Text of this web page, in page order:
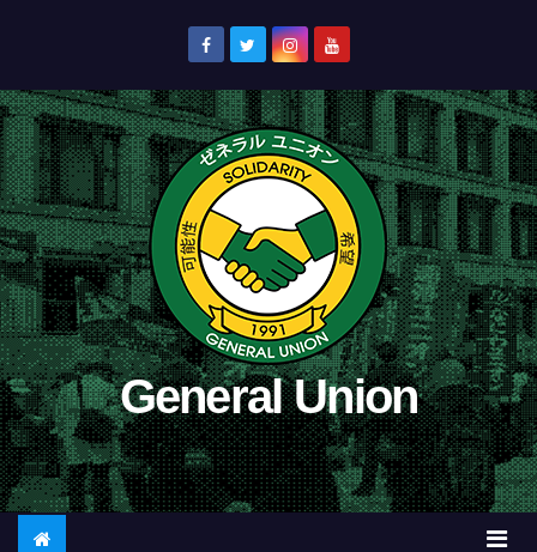
ン
ツ
へ
ス
キ
ッ
プ
General Union